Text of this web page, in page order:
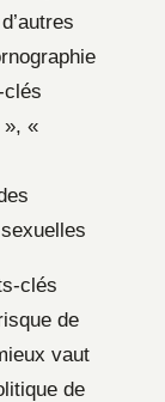
clés
», «
clés
de
vaut
de